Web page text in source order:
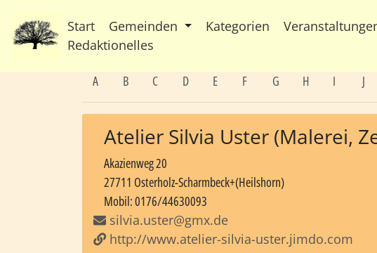
Start Gemeinden Kategorien
Redaktionelles
A B C D E F G H I J
Atelier Silvia Uster (Malerei,
Akazienweg 20
27711 Osterholz-Scharmbeck+(Heilshorn)
Mobil: 0176/44630093
silvia.uster@gmx.de
http://www.atelier-silvia-uster.jimdo.com